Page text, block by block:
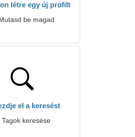
létre egy új profilt
be magad
el a keresést
Tagok keresése